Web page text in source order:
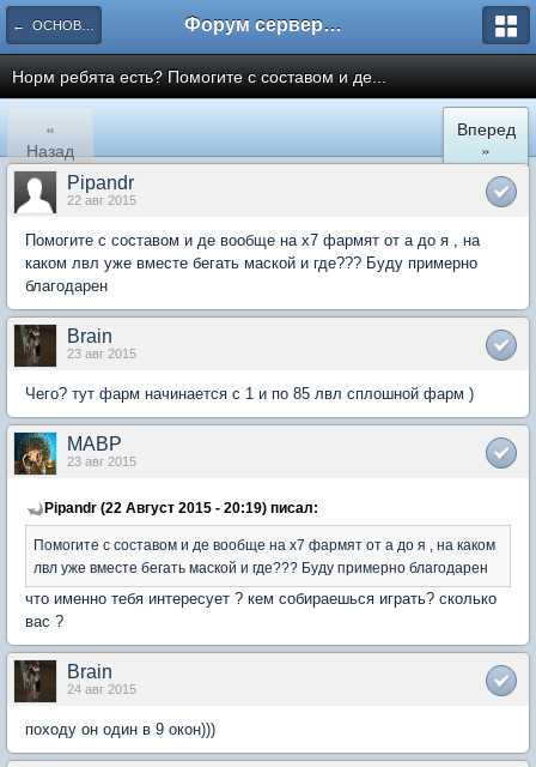
← ОСНОВНОЕ Форум сервера www.L2Nezabudka.ru
Норм ребята есть? Помогите с составом и де...
«
Назад
Вперед
»
Pipandr
22 авг 2015
Помогите с составом и де вообще на х7 фармят от а до я , на
каком лвл уже вместе бегать маской и где??? Буду примерно
благодарен
Brain
23 авг 2015
Чего? тут фарм начинается с 1 и по 85 лвл сплошной фарм )
MABP
23 авг 2015
Pipandr (22 Август 2015 - 20:19) писал:
Помогите с составом и де вообще на х7 фармят от а до я , на каком
лвл уже вместе бегать маской и где??? Буду примерно благодарен
что именно тебя интересует ? кем собираешься играть? сколько
вас ?
Brain
24 авг 2015
походу он один в 9 окон)))